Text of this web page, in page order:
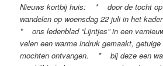
Nieuws kortbij huis: * door de tocht op
wandelen op woensdag 22 juli in het
* ons ledenblad “Lijntjes” in een
velen een warme indruk gemaakt,
mochten ontvangen. * bij deze een